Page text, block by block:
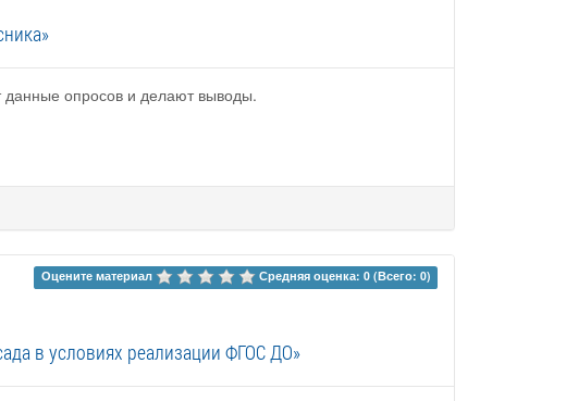
данные опросов и делают выводы.
Оцените материал Средняя оценка: 0 (Всего: 0)
в условиях реализации ФГОС ДО»